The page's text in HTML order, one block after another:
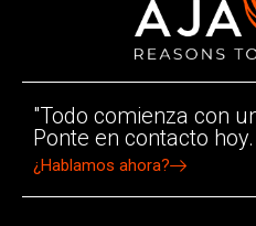
"Todo comienza con
Ponte en contacto hoy.
¿Hablamos ahora?